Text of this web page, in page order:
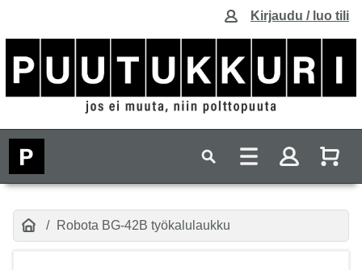
Kirjaudu / luo tili
Robota BG-42B työkalulaukku